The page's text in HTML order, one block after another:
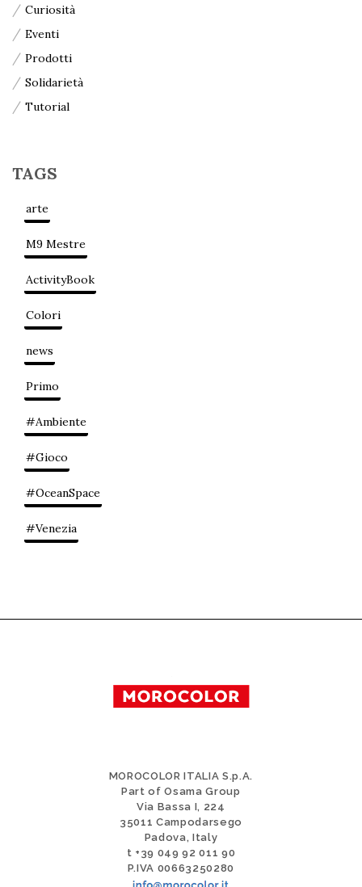
Curiosità
Eventi
Prodotti
Solidarietà
Tutorial
TAGS
arte
M9 Mestre
ActivityBook
Colori
news
Primo
#Ambiente
#Gioco
#OceanSpace
#Venezia
MOROCOLOR ITALIA S.p.A.
Part of Osama Group
Via Bassa I, 224
35011 Campodarsego
Padova, Italy
t +39 049 92 011 90
P.IVA 00663250280